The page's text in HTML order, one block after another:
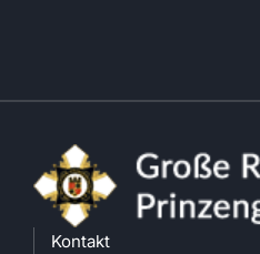
Kontakt